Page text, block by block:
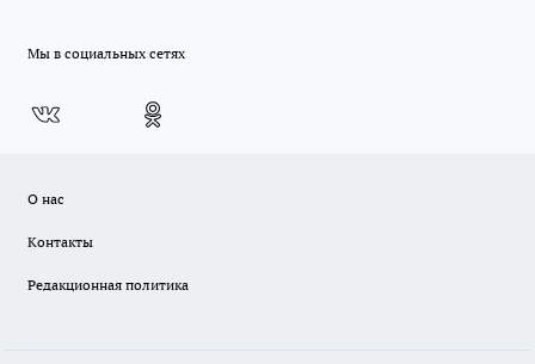
Мы в социальных сетях
О нас
Контакты
Редакционная политика